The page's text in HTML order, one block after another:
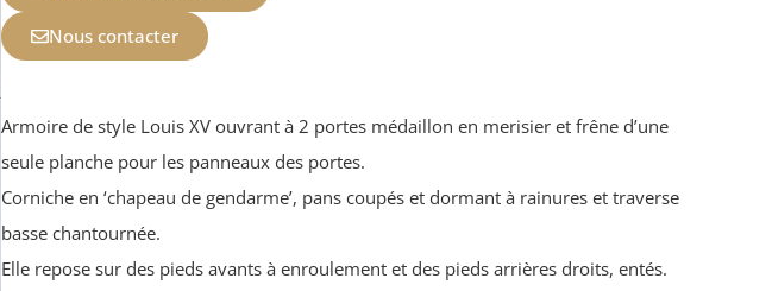
Nous contacter
Armoire de style Louis XV ouvrant à 2 portes médaillon en merisier et frêne d’une
seule planche pour les panneaux des portes.
Corniche en ‘chapeau de gendarme’, pans coupés et dormant à rainures et traverse
basse chantournée.
Elle repose sur des pieds avants à enroulement et des pieds arrières droits, entés.